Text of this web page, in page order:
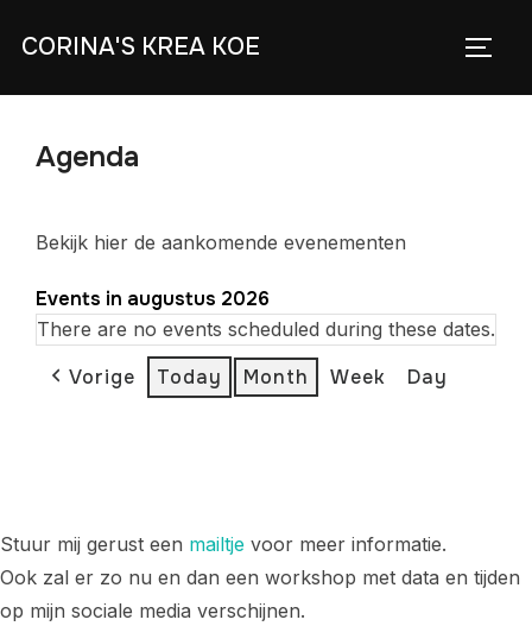
CORINA'S KREA KOE
Agenda
Bekijk hier de aankomende evenementen
Events in augustus 2026
There are no events scheduled during these dates.
Vorige Today Month Week Day
Stuur mij gerust een mailtje voor meer informatie.
Ook zal er zo nu en dan een workshop met data en tijden
op mijn sociale media verschijnen.